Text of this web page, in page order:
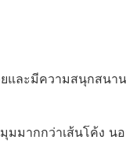
ยและมีความสนุกสน
มากกว่าเส้นโค้ง น